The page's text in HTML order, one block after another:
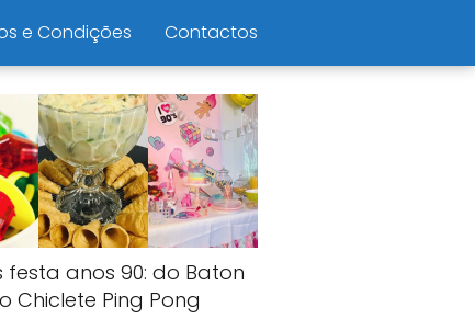
e Condições Contactos
festa anos 90: do Baton
Chiclete Ping Pong